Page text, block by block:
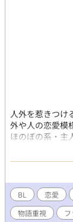
人外を惹きつけ
外や人の恋愛模
ほのぼの系・主
は別のカップ
で物語を楽しむ
で合体的なも
た漫画なので、
が、描きながら
って下さいm(_
約？】以降の本
BL 恋愛
物語重視